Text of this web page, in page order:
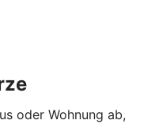
oder Wohnung ab,